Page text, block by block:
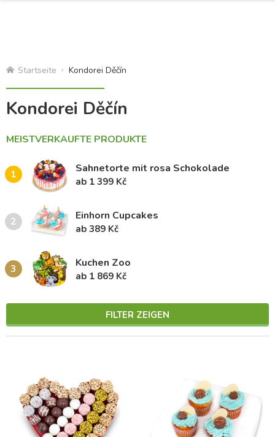
Startseite Kondorei Děčín
Kondorei Děčín
MEISTVERKAUFTE PRODUKTE
1 Sahnetorte mit rosa Schokolade
ab 1 399 Kč
2 Einhorn Cupcakes
ab 389 Kč
3 Kuchen Zoo
ab 1 869 Kč
FILTER ZEIGEN